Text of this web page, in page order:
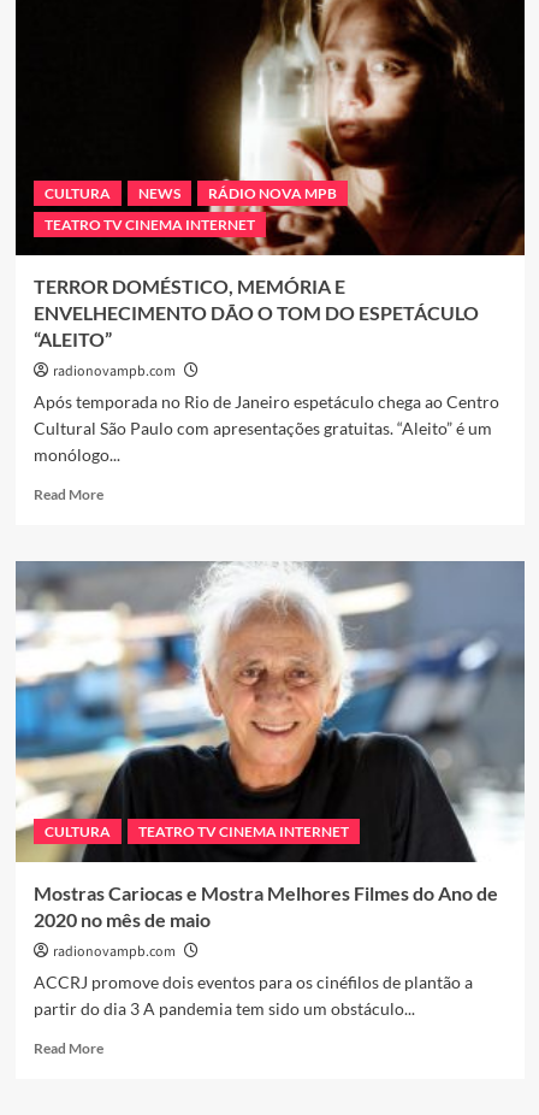
salarial
CULTURA NEWS
RÁDIO NOVA MPB
TEATRO TV CINEMA INTERNET
TERROR DOMÉSTICO, MEMÓRIA E
ENVELHECIMENTO DÃO O TOM DO ESPETÁCULO
“ALEITO”
radionovampb.com
Após temporada no Rio de Janeiro espetáculo chega ao Centro
Cultural São Paulo com apresentações gratuitas. “Aleito” é um
monólogo...
Read MoreRead
TERROR
MEMÓRIA
ENVELHECIMENTO
DÃO
O
TOM
DO
ESPETÁCULO
“ALEITO”
CULTURA TEATRO TV CINEMA INTERNET
Mostras Cariocas e Mostra Melhores Filmes do Ano de
2020 no mês de maio
radionovampb.com
ACCRJ promove dois eventos para os cinéfilos de plantão a
partir do dia 3 A pandemia tem sido um obstáculo...
Read MoreRead